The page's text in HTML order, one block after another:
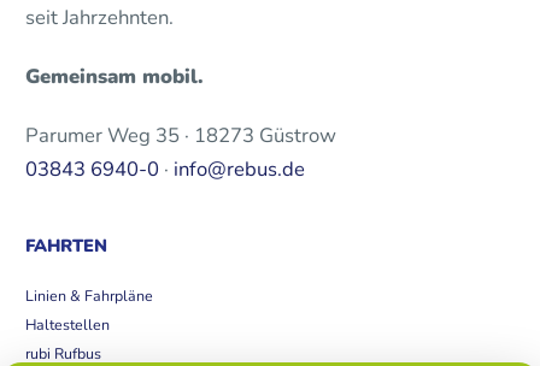
seit Jahrzehnten.
Gemeinsam mobil.
Parumer Weg 35 · 18273 Güstrow
03843 6940-0 · info@rebus.de
FAHRTEN
Linien & Fahrpläne
Haltestellen
rubi Rufbus